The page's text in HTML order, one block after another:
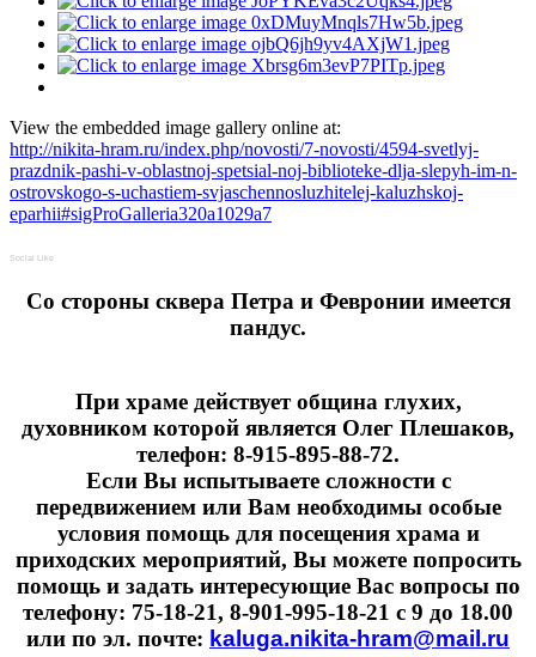
View the embedded image gallery online at:
http://nikita-hram.ru/index.php/novosti/7-novosti/4594-svetlyj-
prazdnik-pashi-v-oblastnoj-spetsial-noj-biblioteke-dlja-slepyh-im-n-
ostrovskogo-s-uchastiem-svjaschennosluzhitelej-kaluzhskoj-
eparhii#sigProGalleria320a1029a7
Social Like
Cо стороны сквера Петра и Февронии имеется
пандус.
При храме действует община глухих,
духовником которой является Олег Плешаков,
телефон: 8-915-895-88-72.
Если Вы испытываете сложности с
передвижением или Вам необходимы особые
условия помощь для посещения храма и
приходских мероприятий, Вы можете попросить
помощь и задать интересующие Вас вопросы по
телефону: 75-18-21, 8-901-995-18-21 с 9 до 18.00
или по эл. почте: kaluga.nikita-hram@mail.ru